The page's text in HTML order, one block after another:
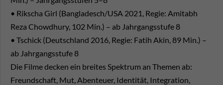
• Rikscha Girl (Bangladesch/USA 2021, Regie: Amitabh
Reza Chowdhury, 102 Min.) – ab Jahrgangsstufe 8
• Tschick (Deutschland 2016, Regie: Fatih Akin, 89 Min.) –
ab Jahrgangsstufe 8
Die Filme decken ein breites Spektrum an Themen ab:
Freundschaft, Mut, Abenteuer, Identität, Integration,